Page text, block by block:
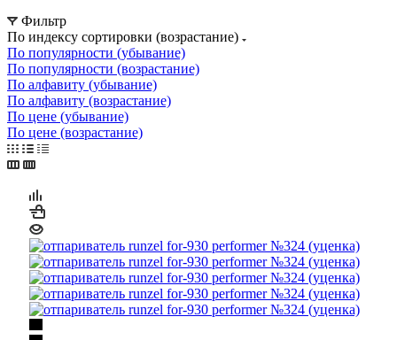
Фильтр
По индексу сортировки (возрастание)
По популярности (убывание)
По популярности (возрастание)
По алфавиту (убывание)
По алфавиту (возрастание)
По цене (убывание)
По цене (возрастание)